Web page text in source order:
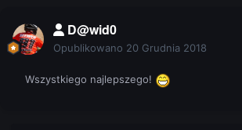
D@wid0
Opublikowano 20 Grudnia 2018
Wszystkiego najlepszego!